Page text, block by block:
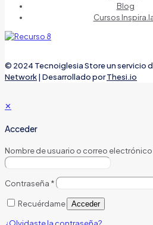
Blog
Cursos
© 2024 Tecnoiglesia Store un servicio
Network| Desarrollado porThesi.io
✕
Acceder
Nombre de usuario o correo electrónico
Contraseña *
Recuérdame Acceder